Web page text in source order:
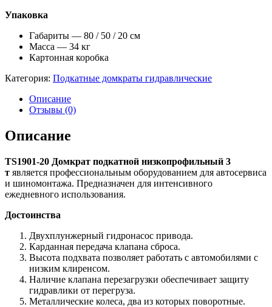
Упаковка
Габариты — 80 / 50 / 20 см
Масса — 34 кг
Картонная коробка
Категория: Подкатные домкраты гидравлические
Описание
Отзывы (0)
Описание
TS1901-20 Домкрат подкатной низкопрофильный 3
т является профессиональным оборудованием для автосервиса
и шиномонтажа. Предназначен для интенсивного
ежедневного использования.
Достоинства
Двухплунжерный гидронасос привода.
Карданная передача клапана сброса.
Высота подхвата позволяет работать с автомобилями с
низким клиренсом.
Наличие клапана перезагрузки обеспечивает защиту
гидравлики от перегруза.
Металлические колеса, два из которых поворотные.